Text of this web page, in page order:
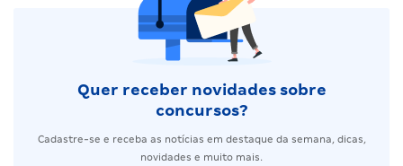
Quer receber novidades sobre
concursos?
Cadastre-se e receba as notícias em destaque da semana, dicas,
novidades e muito mais.